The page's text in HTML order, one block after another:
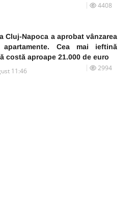
4408
Cluj-Napoca a aprobat vânzarea
Cea mai ieftină
costă aproape 21.000 de euro
11:46 2994